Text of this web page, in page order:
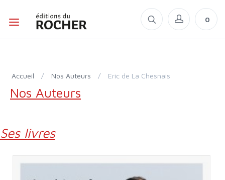
0
Accueil / Nos Auteurs / Eric de La Chesnais
Nos Auteurs
Ses livres